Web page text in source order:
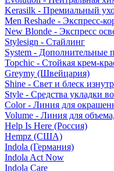
Kerasilk - Премиальный
Men Reshade - Экспресс-
New Blonde - Экспресс
Stylesign - Стайлинг
System - Дополнительные
Topchic - Стойкая крем-
Greymy (Швейцария)
Shine - Свет и блеск
Style - Средства укладки
Color - Линия для
Volume - Линия для
Help Is Here (Россия)
Hempz (США)
Indola (Германия)
Indola Act Now
Indola Care